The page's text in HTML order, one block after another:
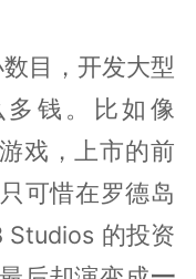
目，开发大型
多钱。比如像
戏，上市的前
可惜在罗德岛
Studios 的投资